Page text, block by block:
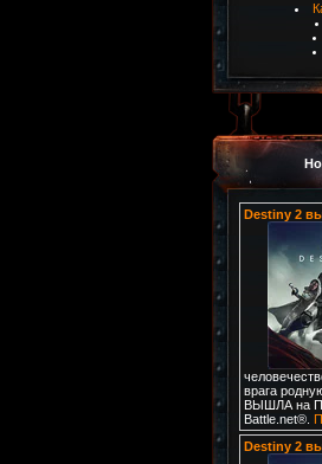
Destiny 2
врага
ВЫШЛА на
Battle.net®.
Destiny 2